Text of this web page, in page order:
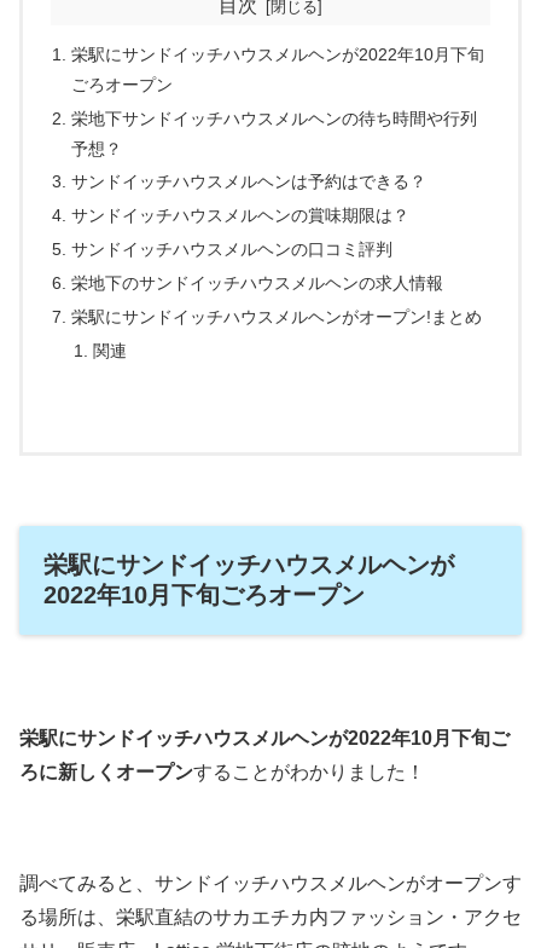
目次
栄駅にサンドイッチハウスメルヘンが2022年10月下旬
ごろオープン
栄地下サンドイッチハウスメルヘンの待ち時間や行列
予想？
サンドイッチハウスメルヘンは予約はできる？
サンドイッチハウスメルヘンの賞味期限は？
サンドイッチハウスメルヘンの口コミ評判
栄地下のサンドイッチハウスメルヘンの求人情報
栄駅にサンドイッチハウスメルヘンがオープン!まとめ
関連
栄駅にサンドイッチハウスメルヘンが
2022年10月下旬ごろオープン
栄駅にサンドイッチハウスメルヘンが2022年10月下旬ご
ろに新しくオープンすることがわかりました！
調べてみると、サンドイッチハウスメルヘンがオープンす
る場所は、栄駅直結のサカエチカ内ファッション・アクセ